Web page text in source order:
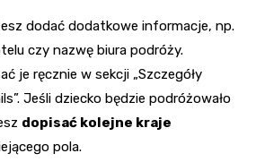
dodać dodatkowe informacje, np.
czy nazwę biura podróży.
je ręcznie w sekcji „Szczegóły
Jeśli dziecko będzie podróżowało
dopisać kolejne kraje
pola.